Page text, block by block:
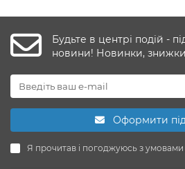
Будьте в центрі подій -
новини! Новинки, знижки,
Оформити
Я прочитав і погоджуюсь з умовами